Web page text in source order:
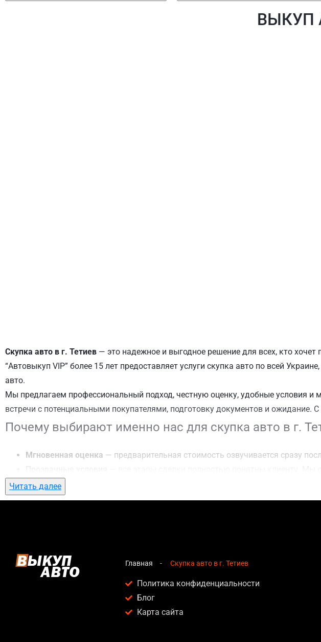
ВЫКУП
Скупка авто в г. Тетиев — это надежное и выгодное решение для всех, кто
“Автовыкуп VIP” более 15 лет предоставляет услуги скупка авто по всей
авто.
Мы предлагаем профессиональный подход, честную оценку, удобные условия
встречи с потенциальными покупателями, подготовку документов и ожидание.
Почему выбирают именно нас для скупка авто в г.
Мгновенная оценка — предварительная стоимость озвучивается сразу
Гибкий подход
Честные цены— предлагаем до 95% от рыночной стоимости даже за авто
Кому подойдет скупка авто в г. Тетиев
Услуга скупка авто в г. Тетиев актуальна для:
Владельцев автомобилей после аварии, когда восстановление
Людей, которым срочно нужны деньги — мы предлагаем выплату сразу
Читать далее
Главная Скупка авто в г. Тетиев
Политика конфиденциальности
Блог
Карта сайта